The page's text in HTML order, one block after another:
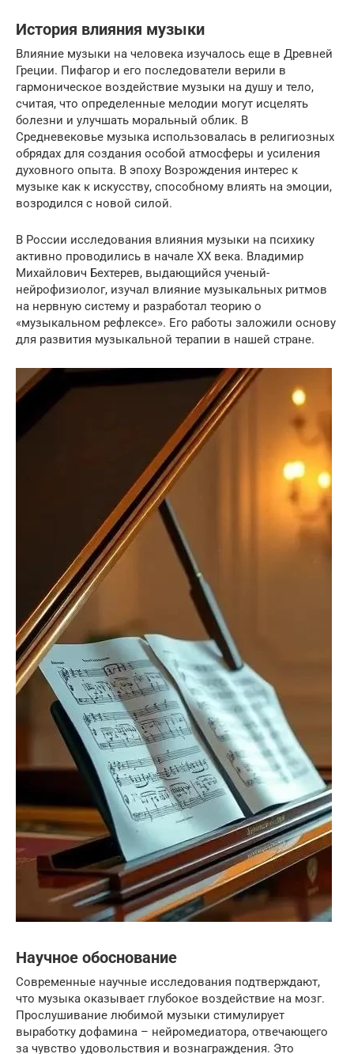
История влияния музыки
Влияние музыки на человека изучалось еще в Древней
Греции. Пифагор и его последователи верили в
гармоническое воздействие музыки на душу и тело,
считая, что определенные мелодии могут исцелять
болезни и улучшать моральный облик. В
Средневековье музыка использовалась в религиозных
обрядах для создания особой атмосферы и усиления
духовного опыта. В эпоху Возрождения интерес к
музыке как к искусству, способному влиять на эмоции,
возродился с новой силой.
В России исследования влияния музыки на психику
активно проводились в начале XX века. Владимир
Михайлович Бехтерев, выдающийся ученый-
нейрофизиолог, изучал влияние музыкальных ритмов
на нервную систему и разработал теорию о
«музыкальном рефлексе». Его работы заложили основу
для развития музыкальной терапии в нашей стране.
Научное обоснование
Современные научные исследования подтверждают,
что музыка оказывает глубокое воздействие на мозг.
Прослушивание любимой музыки стимулирует
выработку дофамина – нейромедиатора, отвечающего
за чувство удовольствия и вознаграждения. Это